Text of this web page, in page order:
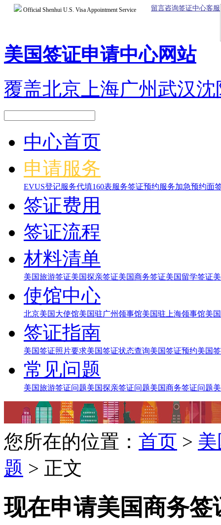
Official Shenhui U.S. Visa Appointment Service 留言咨询签证中心客服
美国签证申请中心网站
覆盖北京上海广州武汉沈
中心首页
申请服务
EVUS登记服务代填160表服务签证预约服务加急预约面
签证费用
签证流程
材料清单
美国旅游签证美国探亲签证美国商务签证美国留学签证
使馆中心
北京美国大使馆美国驻广州领事馆美国驻上海领事馆美
签证指南
美国签证照片要求美国签证状态查询美国签证预约美国
常见问题
美国旅游签证问题美国探亲签证问题美国商务签证问题
您所在的位置： 首页 >
题 > 正文
现在申请美国商务